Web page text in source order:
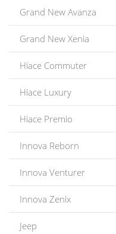
Grand New Avanza
Grand New Xenia
Hiace Commuter
Hiace Luxury
Hiace Premio
Innova Reborn
Innova Venturer
Innova Zenix
Jeep